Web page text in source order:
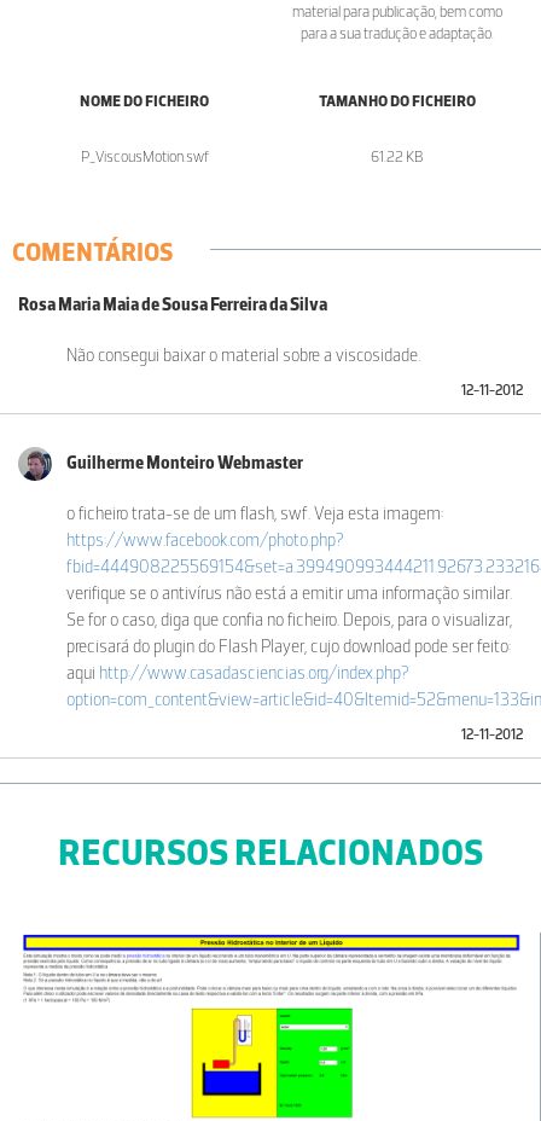
material para publicação, bem como
para a sua tradução e adaptação.
NOME DO FICHEIRO
P_ViscousMotion.swf
TAMANHO DO FICHEIRO
61.22 KB
COMENTÁRIOS
Rosa Maria Maia de Sousa Ferreira da Silva
Não consegui baixar o material sobre a viscosidade.
12-11-2012
Guilherme Monteiro Webmaster
o ficheiro trata-se de um flash, swf. Veja esta imagem:
https://www.facebook.com/photo.php?
verifique se o antivírus não está a emitir uma informação similar.
Se for o caso, diga que confia no ficheiro. Depois, para o visualizar,
precisará do plugin do Flash Player, cujo download pode ser feito:
aqui http://www.casadasciencias.org/index.php?
12-11-2012
RECURSOS RELACIONADOS